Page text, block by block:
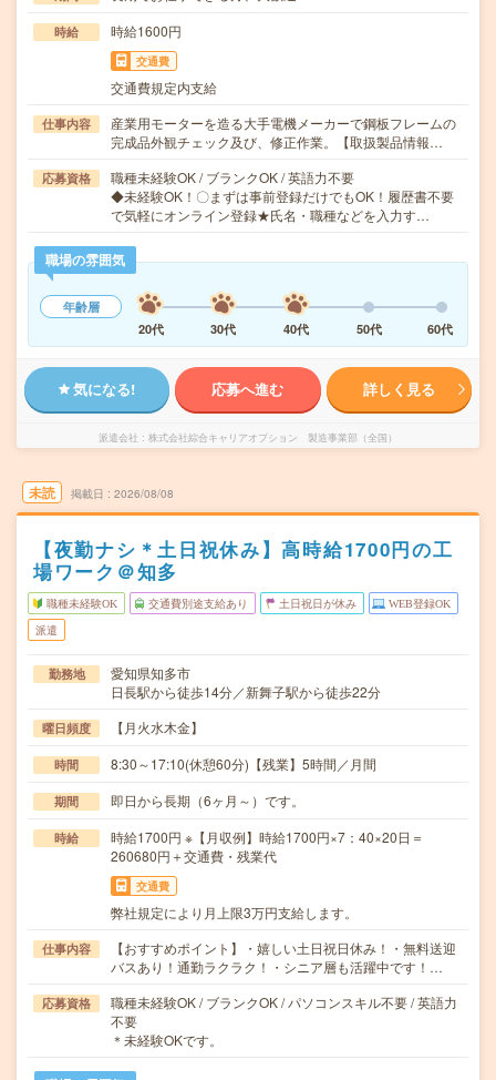
時給 時給1600円
交通費
交通費規定内支給
仕事内容
産業用モーターを造る大手電機メーカーで鋼板フレームの
完成品外観チェック及び、修正作業。【取扱製品情報…
応募資格
職種未経験OK / ブランクOK / 英語力不要
◆未経験OK！〇まずは事前登録だけでもOK！履歴書不要
で気軽にオンライン登録★氏名・職種などを入力す…
職場の雰囲気
年齢層
20代
30代 40代 50代 60代
気になる! 応募へ進む 詳しく見る
派遣会社 株式会社綜合キャリアオプション 製造事業部（全国）
未読 掲載日 2026/08/08
【夜勤ナシ＊土日祝休み】高時給1700円の工
場ワーク＠知多
職種未経験OK 交通費別途支給あり 土日祝日が休み WEB登録OK
派遣
勤務地
愛知県知多市
日長駅から徒歩14分／新舞子駅から徒歩22分
曜日頻度 【月火水木金】
時間 8:30～17:10(休憩60分)【残業】5時間／月間
期間 即日から長期（6ヶ月～）です。
時給
時給1700円 ※【月収例】時給1700円×7：40×20日＝
260680円＋交通費・残業代
交通費
弊社規定により月上限3万円支給します。
仕事内容
【おすすめポイント】・嬉しい土日祝日休み！・無料送迎
バスあり！通勤ラクラク！・シニア層も活躍中です！…
応募資格
職種未経験OK / ブランクOK / パソコンスキル不要 / 英語力
不要
＊未経験OKです。